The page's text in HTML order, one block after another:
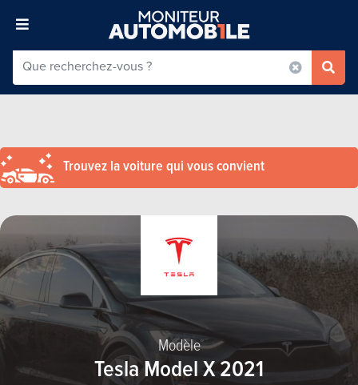
Trouvez la voiture qui vous convient
Modèle
Tesla Model X 2021